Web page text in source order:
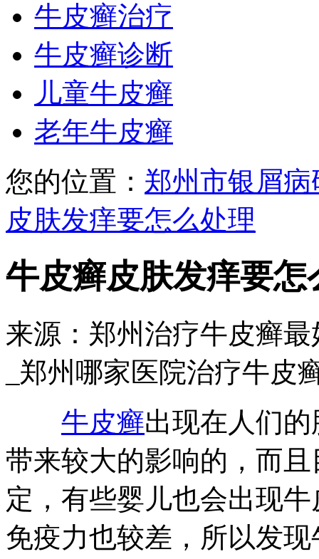
牛皮癣治疗
牛皮癣诊断
儿童牛皮癣
老年牛皮癣
您的位置： 郑州市银屑病
皮肤发痒要怎么处理
牛皮癣皮肤发痒要怎
来源：郑州治疗牛皮癣
_郑州哪家医院治疗牛皮
牛皮癣出现在人们
带来较大的影响的，而
定，有些婴儿也会出现
免疫力也较差，所以发